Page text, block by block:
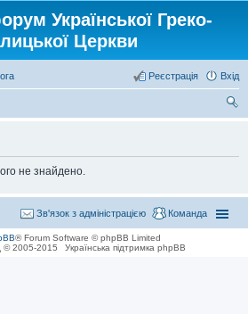
Української Греко-
Церкви
Вхід
Реєстрація
не знайдено.
Команда
Зв'язок з адміністрацією
® Forum Software © phpBB Limited
© 2005-2015
Українська підтримка phpBB